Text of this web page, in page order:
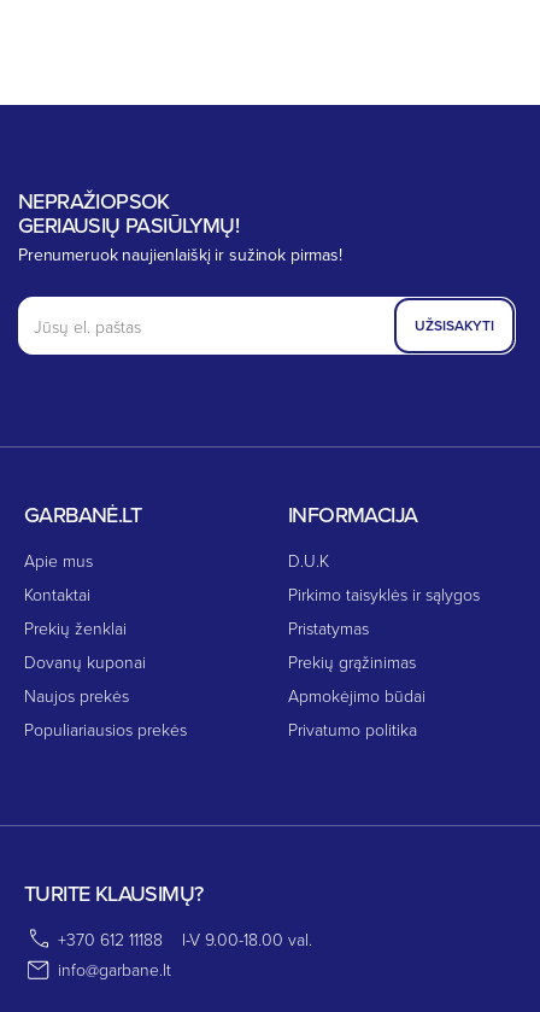
GARBANĖ.LT
Apie mus
Kontaktai
Prekių ženklai
Dovanų kuponai
Naujos prekės
Populiariausios prekės
INFORMACIJA
D.U.K
Pirkimo taisyklės ir sąlygos
Pristatymas
Prekių grąžinimas
Apmokėjimo būdai
Privatumo politika
TURITE KLAUSIMŲ?
+370 612 11188
I-V 9.00-18.00 val.
info@garbane.lt
NEPRAŽIOPSOK
GERIAUSIŲ PASIŪLYMŲ!
Prenumeruok naujienlaiškį ir sužinok pirmas!
UŽSISAKYTI